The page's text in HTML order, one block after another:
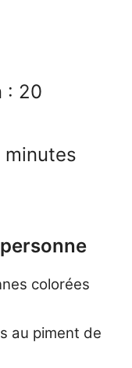
: 20
minutes
colorées
au piment de